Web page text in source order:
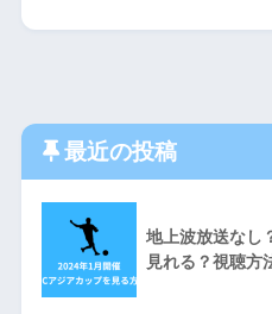
最近の投稿
地上波放送なし
見れる？視聴方